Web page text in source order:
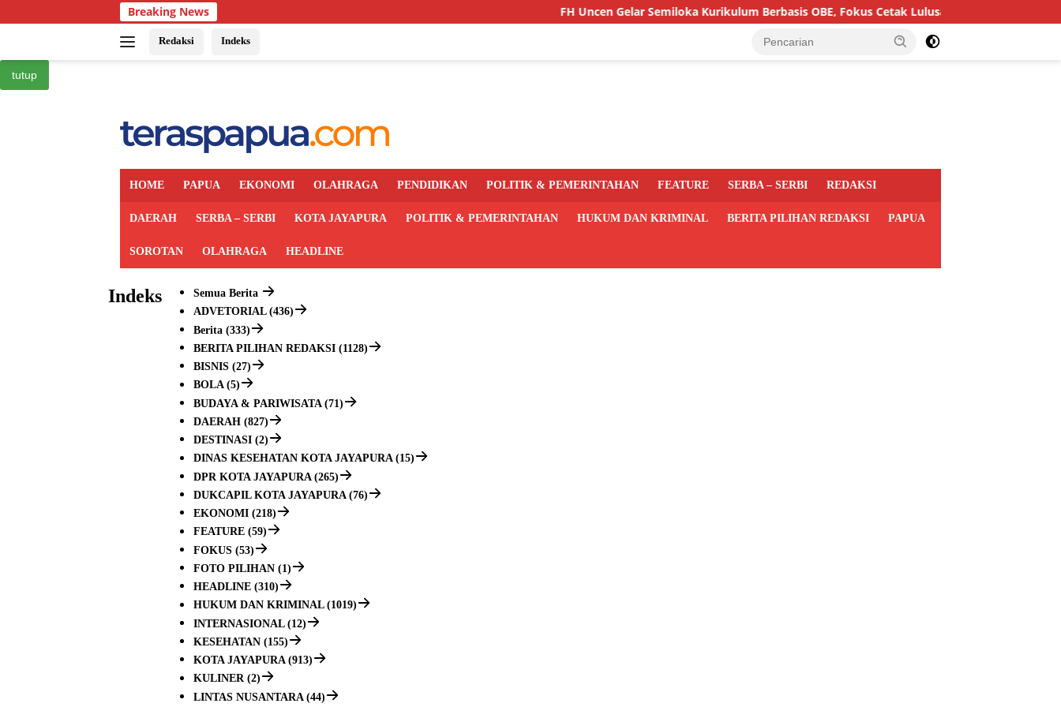
ke
Breaking News FH Uncen Gelar Semiloka Kurikulum Berbasis OBE, Fokus Cetak Lulusan Hukum Berdaya Saing
Redaksi Indeks
tutup
HOME PAPUA EKONOMI OLAHRAGA PENDIDIKAN POLITIK & PEMERINTAHAN FEATURE SERBA – SERBI REDAKSI
DAERAH SERBA – SERBI KOTA JAYAPURA POLITIK & PEMERINTAHAN HUKUM DAN KRIMINAL BERITA PILIHAN REDAKSI PAPUA
SOROTAN OLAHRAGA HEADLINE
Indeks
Semua Berita
ADVETORIAL (436)
Berita (333)
BERITA PILIHAN REDAKSI (1128)
BISNIS (27)
BOLA (5)
BUDAYA & PARIWISATA (71)
DAERAH (827)
DESTINASI (2)
DINAS KESEHATAN KOTA JAYAPURA (15)
DPR KOTA JAYAPURA (265)
DUKCAPIL KOTA JAYAPURA (76)
EKONOMI (218)
FEATURE (59)
FOKUS (53)
FOTO PILIHAN (1)
HEADLINE (310)
HUKUM DAN KRIMINAL (1019)
INTERNASIONAL (12)
KESEHATAN (155)
KOTA JAYAPURA (913)
KULINER (2)
LINTAS NUSANTARA (44)